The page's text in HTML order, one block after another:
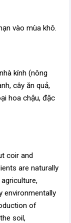
vào mùa khô.
kính (nông
cây ăn quả,
hoa chậu, đặc
coir and
are naturally
environmentally
of
soil,